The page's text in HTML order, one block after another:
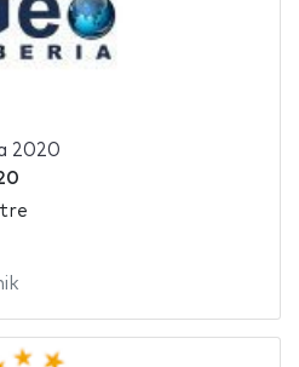
2020